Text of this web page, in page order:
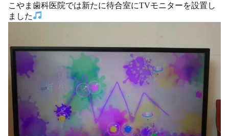
こやま歯科医院では新たに待合室にTVモニターを設置し
ました